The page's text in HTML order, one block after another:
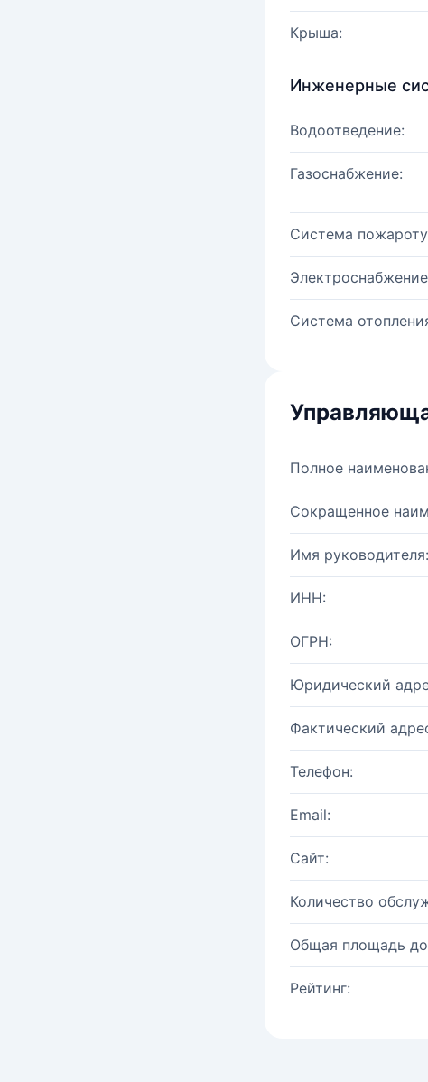
Крыша:
Инженерные
Водоотведение:
Газоснабжение:
Система
Система
Полное
Сокращенное
Имя руководителя:
ИНН:
ОГРН:
Юридический
Фактический
Телефон:
Email:
Сайт:
Количество
Общая площадь
Рейтинг: